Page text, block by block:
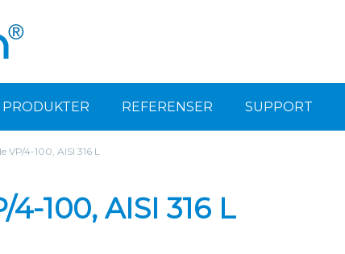
PRODUKTER REFERENSER SUPPORT
VP/4-100, AISI 316 L
100, AISI 316 L